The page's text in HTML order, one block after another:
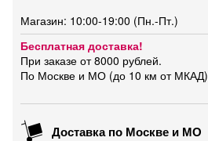
Магазин: 10:00-19:00 (Пн.-Пт.)
Бесплатная доставка!
При заказе от 8000 рублей.
По Москве и МО (до 10 км от МКАД)
Доставка по Москве и МО